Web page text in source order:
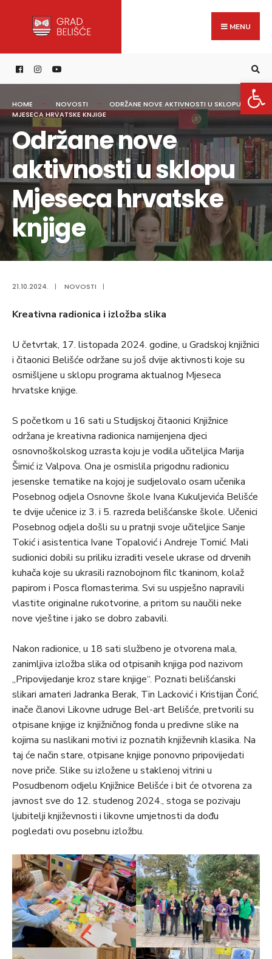
content
MENU
HOME NOVOSTI
ODRŽANE NOVE AKTIVNOSTI U SKLOPU
MJESECA HRVATSKE KNJIGE
Održane nove
aktivnosti u sklopu
Mjeseca hrvatske
knjige
21.10.2024. | NOVOSTI |
Kreativna radionica i izložba slika
U četvrtak, 17. listopada 2024. godine, u Gradskoj knjižnici
i čitaonici Belišće održane su još dvije aktivnosti koje su
osmišljene u sklopu programa aktualnog Mjeseca
hrvatske knjige.
S početkom u 16 sati u Studijskoj čitaonici Knjižnice
održana je kreativna radionica namijenjena djeci
osnovnoškolskog uzrasta koju je vodila učiteljica Marija
Šimić iz Valpova. Ona je osmislila prigodnu radionicu
jesenske tematike na kojoj je sudjelovalo osam učenika
Posebnog odjela Osnovne škole Ivana Kukuljevića Belišće
te dvije učenice iz 3. i 5. razreda belišćanske škole. Učenici
Posebnog odjela došli su u pratnji svoje učiteljice Sanje
Tokić i asistentica Ivane Topalović i Andreje Tomić. Mali
sudionici dobili su priliku izraditi vesele ukrase od drvenih
kuhača koje su ukrasili raznobojnom filc tkaninom, kolaž
papirom i Posca flomasterima. Svi su uspješno napravili
vlastite originalne rukotvorine, a pritom su naučili neke
nove vještine i jako se dobro zabavili.
Nakon radionice, u 18 sati službeno je otvorena mala,
zanimljiva izložba slika od otpisanih knjiga pod nazivom
„Pripovijedanje kroz stare knjige“. Poznati belišćanski
slikari amateri Jadranka Berak, Tin Lacković i Kristijan Čorić,
inače članovi Likovne udruge Bel-art Belišće, pretvorili su
otpisane knjige iz knjižničnog fonda u predivne slike na
kojima su naslikani motivi iz poznatih književnih klasika. Na
taj će način stare, otpisane knjige ponovno pripovijedati
nove priče. Slike su izložene u staklenoj vitrini u
Posudbenom odjelu Knjižnice Belišće i bit će otvorena za
javnost sve do 12. studenog 2024., stoga se pozivaju
ljubitelji književnosti i likovne umjetnosti da dođu
pogledati ovu posebnu izložbu.
for: